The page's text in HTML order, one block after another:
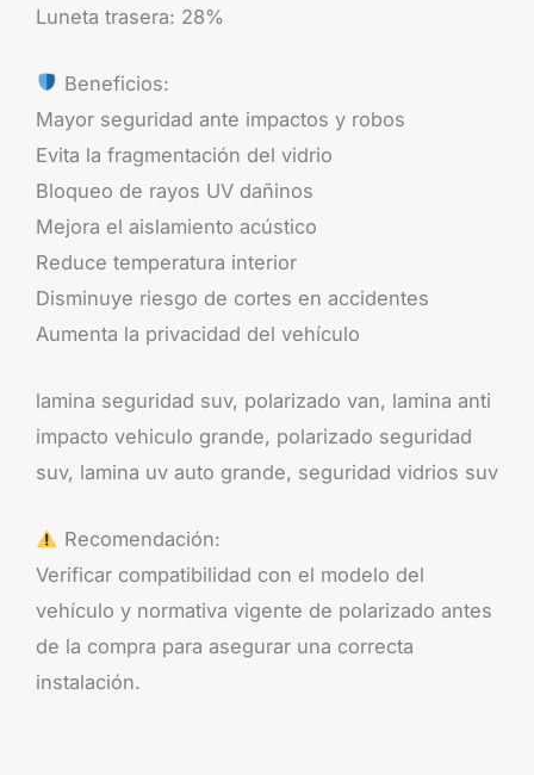
Luneta trasera: 28%
Beneficios:
Mayor seguridad ante impactos y robos
Evita la fragmentación del vidrio
Bloqueo de rayos UV dañinos
Mejora el aislamiento acústico
Reduce temperatura interior
Disminuye riesgo de cortes en accidentes
Aumenta la privacidad del vehículo
lamina seguridad suv, polarizado van, lamina anti
impacto vehiculo grande, polarizado seguridad
suv, lamina uv auto grande, seguridad vidrios suv
Recomendación:
Verificar compatibilidad con el modelo del
vehículo y normativa vigente de polarizado antes
de la compra para asegurar una correcta
instalación.